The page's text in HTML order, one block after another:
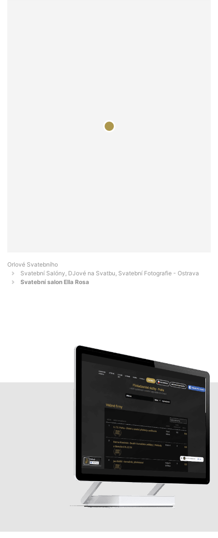
Orlové Svatebního
Svatební Salóny, DJové na Svatbu, Svatební Fotografie - Ostrava
Svatební salon Ella Rosa